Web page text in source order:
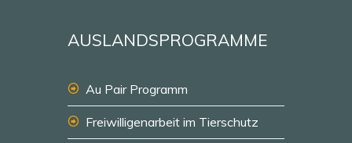
AUSLANDSPROGRAMME
Au Pair Programm
Freiwilligenarbeit im Tierschutz